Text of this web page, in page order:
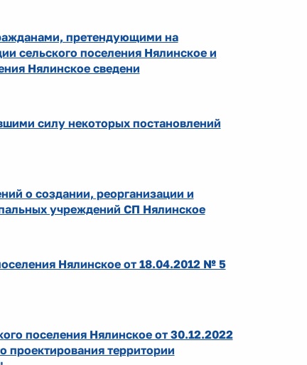
претендующими на
сельского поселения Нялинское и
Нялинское сведени
силу некоторых постановлений
о создании, реорганизации и
учреждений СП Нялинское
Нялинское от 18.04.2012 № 5
поселения Нялинское от 30.12.2022
проектирования территории